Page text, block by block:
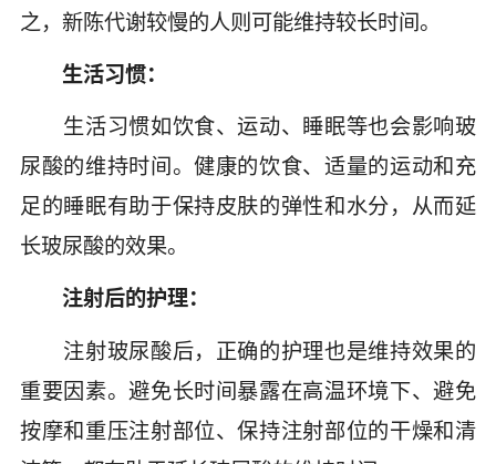
之，新陈代谢较慢的人则可能维持较长时间。
生活习惯：
生活习惯如饮食、运动、睡眠等也会影响玻
尿酸的维持时间。健康的饮食、适量的运动和充
足的睡眠有助于保持皮肤的弹性和水分，从而延
长玻尿酸的效果。
注射后的护理：
注射玻尿酸后，正确的护理也是维持效果的
重要因素。避免长时间暴露在高温环境下、避免
按摩和重压注射部位、保持注射部位的干燥和清